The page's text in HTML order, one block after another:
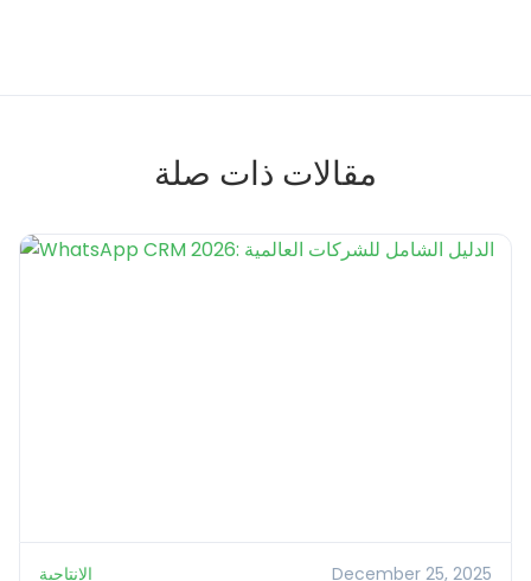
مقالات ذات صلة
الإنتاجية December 25, 2025